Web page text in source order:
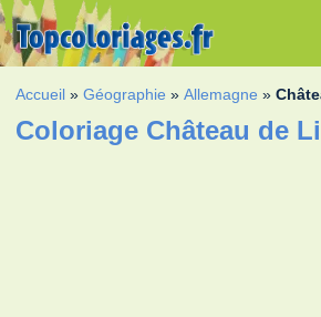
Accueil »Géographie »Allemagne »
Coloriage Château de